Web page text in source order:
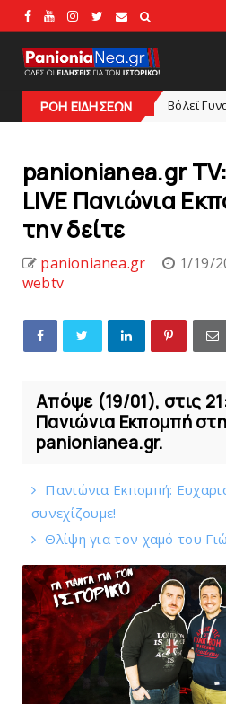
ΡΟΗ ΕΙΔΗΣΕΩΝ
slide Bόλεϊ Γυναικών:
panionianea.gr
LIVE Πανιώνια
την δείτε
panionianea.gr
1/19/
webtv
Απόψε (19/01), στις
Πανιώνια Εκπομπή
panionianea.gr.
Πανιώνια Εκπομπή:
συνεχίζουμε!
Θλίψη για τον χαμό του